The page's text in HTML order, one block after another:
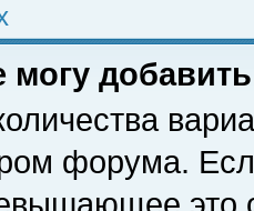
могу
форума.